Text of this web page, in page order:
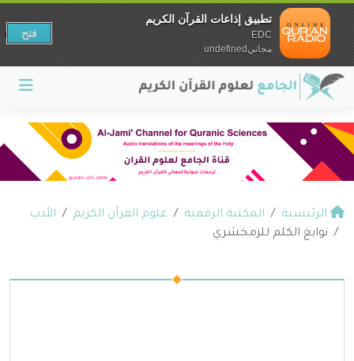
الرئيسية المكتبة الرقمية علوم القرآن الكريم
الأدب
نوابغ الكلم للزمخشري
تطبيق إذاعات القرآن الكريم
EDC
مجانيundefined
فتح